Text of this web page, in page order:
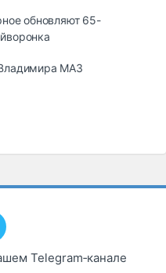
обновляют 65-
МАЗ
Telegram‑канале